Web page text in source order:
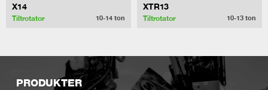
X14
Tiltrotator 10-14 ton
XTR13
Tiltrotator 10-13 ton
PRODUKTER